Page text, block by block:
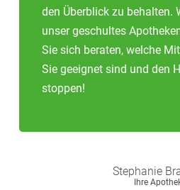
den Überblick zu behalten.
unser geschultes
Sie sich beraten, welche
Sie geeignet sind und den
stoppen!
Stephanie
Ihre